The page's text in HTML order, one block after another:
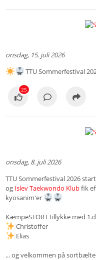
onsdag, 15. juli 2026
TTU Sommerfestival
25
onsdag, 8. juli 2026
TTU Sommerfestival 2026
og Islev Taekwondo Klubfik
kyosanim'er
KæmpeSTORT tillykke med
️ Christoffer
️ Elias
... og velkommen på